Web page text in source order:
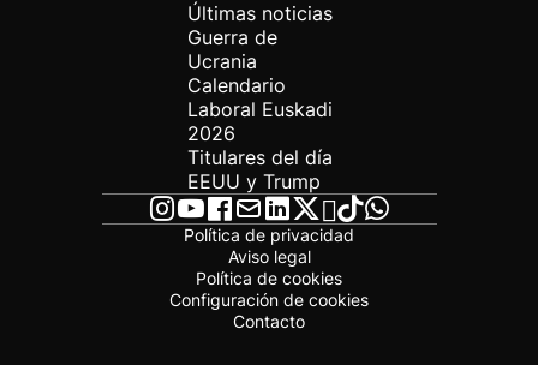
Últimas noticias
Guerra de
Ucrania
Calendario
Laboral Euskadi
2026
Titulares del día
EEUU y Trump
Política de privacidad
Aviso legal
Política de cookies
Configuración de cookies
Contacto